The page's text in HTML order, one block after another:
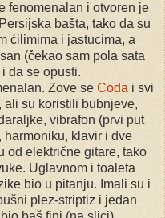
fenomenalan i otvoren je
bašta, tako da su
ćilimima i jastucima, a
(čekao sam pola sata
da se opusti.
Zove se Coda i svi
su koristili bubnjeve,
vibrafon (prvi put
harmoniku, klavir i dve
od električne gitare, tako
Uglavnom i toaleta
bio u pitanju. Imali su i
plez-striptiz i jedan